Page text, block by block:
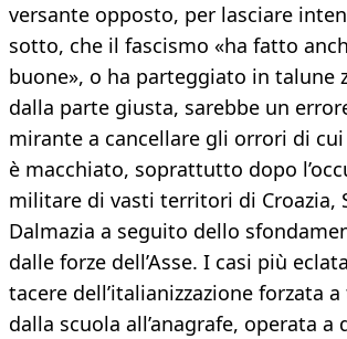
versante opposto, per lasciare
sotto, che il fascismo «ha fatto
buone», o ha parteggiato in talune
dalla parte giusta, sarebbe un
mirante a cancellare gli orrori di
è macchiato, soprattutto dopo
militare di vasti territori di Croazia,
Dalmazia a seguito dello
dalle forze dell’Asse. I casi più
tacere dell’italianizzazione forzata
dalla scuola all’anagrafe, operata a